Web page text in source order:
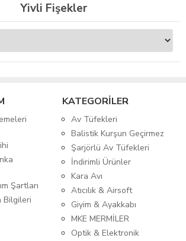
Yivli Fişekler
Şartları
Bilgileri
KATEGORİLER
Av Tüfekleri
Balistik Kurşun Geçirmez
Şarjörlü Av Tüfekleri
İndirimli Ürünler
Kara Avı
Atıcılık & Airsoft
Giyim & Ayakkabı
MKE MERMİLER
Optik & Elektronik